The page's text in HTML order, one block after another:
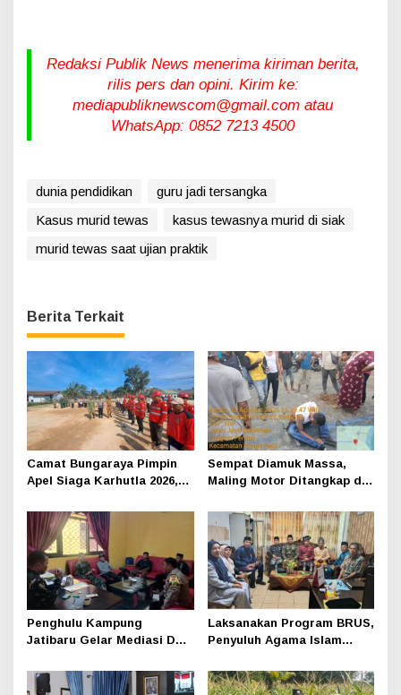
Redaksi Publik News menerima kiriman berita,
rilis pers dan opini. Kirim ke:
mediapubliknewscom@gmail.com atau
WhatsApp: 0852 7213 4500
dunia pendidikan
guru jadi tersangka
Kasus murid tewas
kasus tewasnya murid di siak
murid tewas saat ujian praktik
Berita Terkait
Camat Bungaraya Pimpin
Apel Siaga Karhutla 2026,
Perusahaan dan
Masyarakat Dikuatkan
Sempat Diamuk Massa,
Maling Motor Ditangkap di
Penghulu Kampung
Jatibaru Gelar Mediasi Dua
Pihak Tak Hadir
Laksanakan Program BRUS,
Penyuluh Agama Islam
1